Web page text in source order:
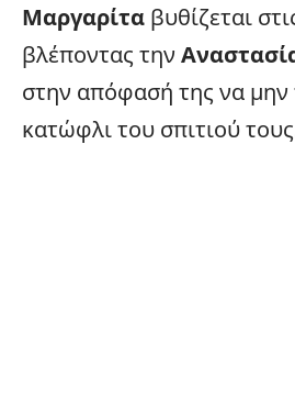
Μαργαρίτα βυθίζεται
βλέποντας την
στην απόφασή της να μην
κατώφλι του σπιτιού